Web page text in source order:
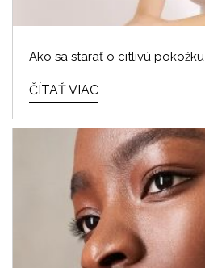
Ako sa starať o citlivú pokožku
ČÍTAŤ VIAC